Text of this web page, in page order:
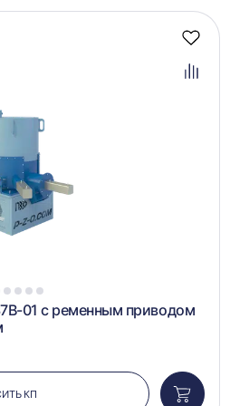
2 3 4 5
01 с ременным приводом
КП